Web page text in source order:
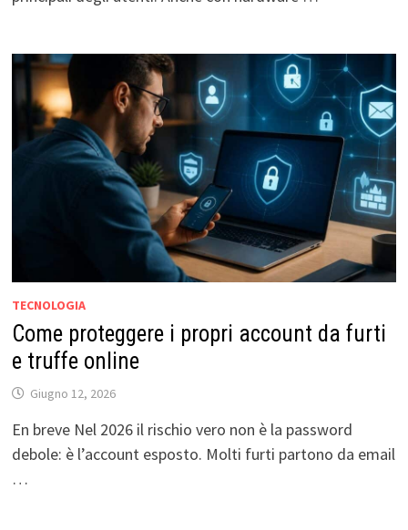
TECNOLOGIA
Come proteggere i propri account da furti
e truffe online
Giugno 12, 2026
En breve Nel 2026 il rischio vero non è la password
debole: è l’account esposto. Molti furti partono da email
…